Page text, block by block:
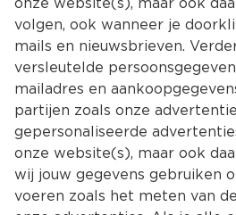
volgen, ook wanneer je
mails en nieuwsbrieven.
versleutelde
mailadres en
partijen zoals onze
gepersonaliseerde
onze website(s), maar ook
wij jouw gegevens gebruiken
voeren zoals het meten van